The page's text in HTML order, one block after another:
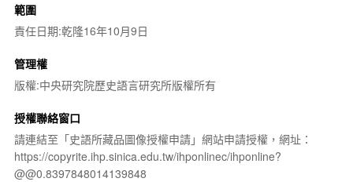
範圍
責任日期:乾隆16年10月9日
管理權
版權:中央研究院歷史語言研究所版權所有
授權聯絡窗口
請連結至「史語所藏品圖像授權申請」網站申請授權，網址：
https://copyrite.ihp.sinica.edu.tw/ihponlinec/ihponline?
@@0.8397848014139848